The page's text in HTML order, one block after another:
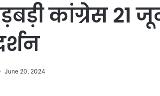
कांग्रेस 21
June 20, 2024